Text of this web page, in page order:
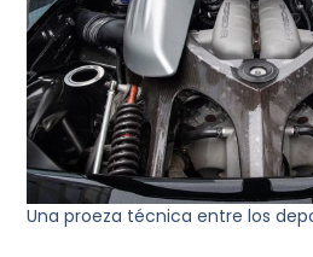
Una proeza técnica entre los